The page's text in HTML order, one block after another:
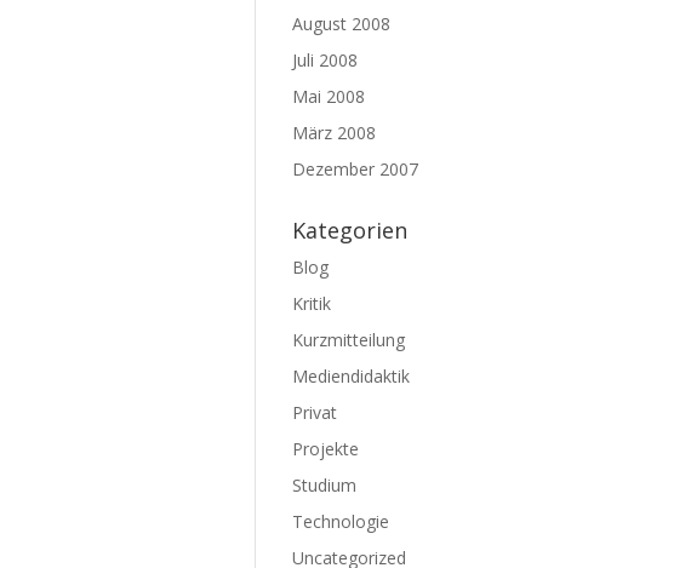
August 2008
Juli 2008
Mai 2008
März 2008
Dezember 2007
Kategorien
Blog
Kritik
Kurzmitteilung
Mediendidaktik
Privat
Projekte
Studium
Technologie
Uncategorized